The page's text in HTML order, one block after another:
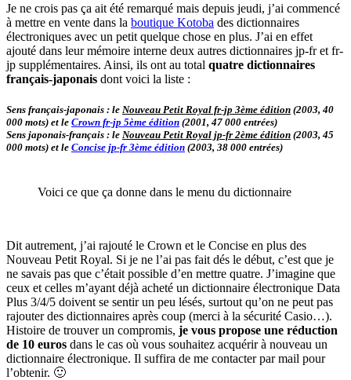
Je ne crois pas ça ait été remarqué mais depuis jeudi, j’ai commencé
à mettre en vente dans la boutique Kotoba des dictionnaires
électroniques avec un petit quelque chose en plus. J’ai en effet
ajouté dans leur mémoire interne deux autres dictionnaires jp-fr et fr-
jp supplémentaires. Ainsi, ils ont au total quatre dictionnaires
français-japonais dont voici la liste :
Sens français-japonais : le Nouveau Petit Royal fr-jp 3ème édition (2003, 40
000 mots) et le Crown fr-jp 5ème édition (2001, 47 000 entrées)
Sens japonais-français : le Nouveau Petit Royal jp-fr 2ème édition (2003, 45
000 mots) et le Concise jp-fr 3ème édition (2003, 38 000 entrées)
Voici ce que ça donne dans le menu du dictionnaire
Dit autrement, j’ai rajouté le Crown et le Concise en plus des
Nouveau Petit Royal. Si je ne l’ai pas fait dés le début, c’est que je
ne savais pas que c’était possible d’en mettre quatre. J’imagine que
ceux et celles m’ayant déjà acheté un dictionnaire électronique Data
Plus 3/4/5 doivent se sentir un peu lésés, surtout qu’on ne peut pas
rajouter des dictionnaires après coup (merci à la sécurité Casio…).
Histoire de trouver un compromis, je vous propose une réduction
de 10 euros dans le cas où vous souhaitez acquérir à nouveau un
dictionnaire électronique. Il suffira de me contacter par mail pour
l’obtenir. 🙂